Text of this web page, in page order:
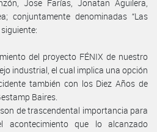
Jose Farías, Jonatan Aguilera,
conjuntamente denominadas “Las
del proyecto FÉNIX de nuestro
industrial, el cual implica una opción
también con los Diez Años de
Baires.
de trascendental importancia para
acontecimiento que lo alcanzado